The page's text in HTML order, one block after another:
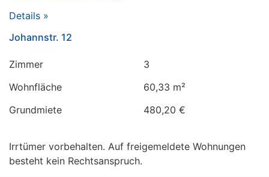
Details »
Johannstr. 12
Zimmer
3
Wohnfläche
60,33 m²
Grundmiete
480,20 €
Irrtümer vorbehalten. Auf freigemeldete Wohnungen
besteht kein Rechtsanspruch.